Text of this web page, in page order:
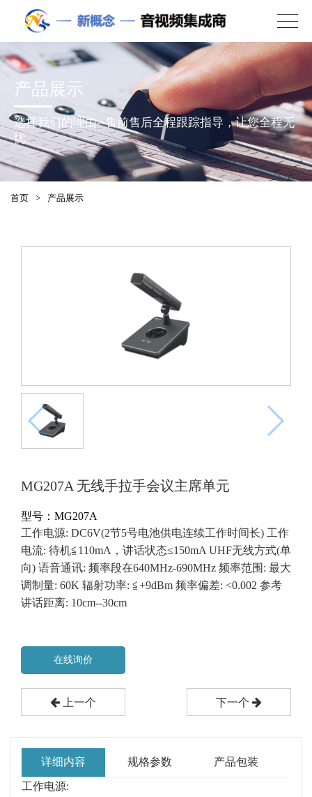
产品展示
选择我们的理由--售前售后全程跟踪指导，让您全程无
忧
首页 > 产品展示
MG207A 无线手拉手会议主席单元
型号：MG207A
工作电源: DC6V(2节5号电池供电连续工作时间长) 工作
电流: 待机≦110mA，讲话状态≤150mA UHF无线方式(单
向) 语音通讯: 频率段在640MHz-690MHz 频率范围: 最大
调制量: 60K 辐射功率: ≦+9dBm 频率偏差: <0.002 参考
讲话距离: 10cm--30cm
在线询价
上一个 下一个
详细内容 规格参数 产品包装
工作电源: